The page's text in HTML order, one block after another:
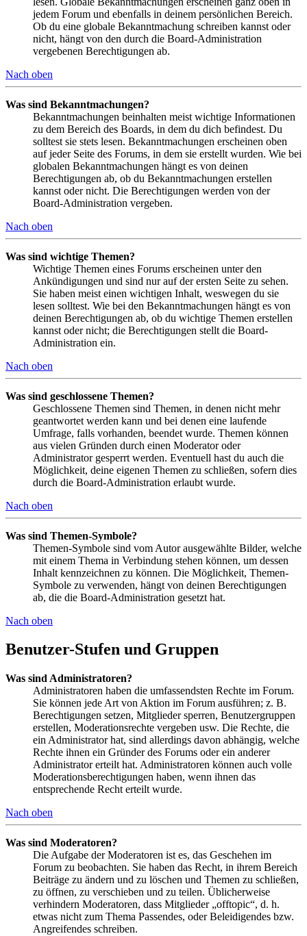
jedem Forum und ebenfalls in deinem persönlichen Bereich.
Ob du eine globale Bekanntmachung schreiben kannst oder
nicht, hängt von den durch die Board-Administration
vergebenen Berechtigungen ab.
Nach oben
Was sind Bekanntmachungen?
Bekanntmachungen beinhalten meist wichtige Informationen
zu dem Bereich des Boards, in dem du dich befindest. Du
solltest sie stets lesen. Bekanntmachungen erscheinen oben
auf jeder Seite des Forums, in dem sie erstellt wurden. Wie bei
globalen Bekanntmachungen hängt es von deinen
Berechtigungen ab, ob du Bekanntmachungen erstellen
kannst oder nicht. Die Berechtigungen werden von der
Board-Administration vergeben.
Nach oben
Was sind wichtige Themen?
Wichtige Themen eines Forums erscheinen unter den
Ankündigungen und sind nur auf der ersten Seite zu sehen.
Sie haben meist einen wichtigen Inhalt, weswegen du sie
lesen solltest. Wie bei den Bekanntmachungen hängt es von
deinen Berechtigungen ab, ob du wichtige Themen erstellen
kannst oder nicht; die Berechtigungen stellt die Board-
Administration ein.
Nach oben
Was sind geschlossene Themen?
Geschlossene Themen sind Themen, in denen nicht mehr
geantwortet werden kann und bei denen eine laufende
Umfrage, falls vorhanden, beendet wurde. Themen können
aus vielen Gründen durch einen Moderator oder
Administrator gesperrt werden. Eventuell hast du auch die
Möglichkeit, deine eigenen Themen zu schließen, sofern dies
durch die Board-Administration erlaubt wurde.
Nach oben
Was sind Themen-Symbole?
Themen-Symbole sind vom Autor ausgewählte Bilder, welche
mit einem Thema in Verbindung stehen können, um dessen
Inhalt kennzeichnen zu können. Die Möglichkeit, Themen-
Symbole zu verwenden, hängt von deinen Berechtigungen
ab, die die Board-Administration gesetzt hat.
Nach oben
Benutzer-Stufen und Gruppen
Was sind Administratoren?
Administratoren haben die umfassendsten Rechte im Forum.
Sie können jede Art von Aktion im Forum ausführen; z. B.
Berechtigungen setzen, Mitglieder sperren, Benutzergruppen
erstellen, Moderationsrechte vergeben usw. Die Rechte, die
ein Administrator hat, sind allerdings davon abhängig, welche
Rechte ihnen ein Gründer des Forums oder ein anderer
Administrator erteilt hat. Administratoren können auch volle
Moderationsberechtigungen haben, wenn ihnen das
entsprechende Recht erteilt wurde.
Nach oben
Was sind Moderatoren?
Die Aufgabe der Moderatoren ist es, das Geschehen im
Forum zu beobachten. Sie haben das Recht, in ihrem Bereich
Beiträge zu ändern und zu löschen und Themen zu schließen,
zu öffnen, zu verschieben und zu teilen. Üblicherweise
verhindern Moderatoren, dass Mitglieder „offtopic“, d. h.
etwas nicht zum Thema Passendes, oder Beleidigendes bzw.
Angreifendes schreiben.